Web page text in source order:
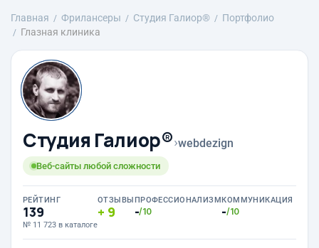
Главная Фрилансеры Студия Галиор®
Портфолио
Глазная клиника
Студия Галиор®›webdezign
Веб-сайты любой сложности
РЕЙТИНГ
139
№ 11 723 в каталоге
ОТЗЫВЫ
9
ПРОФЕССИОНАЛИЗМ
-/10
КОММУНИКАЦИЯ
-/10